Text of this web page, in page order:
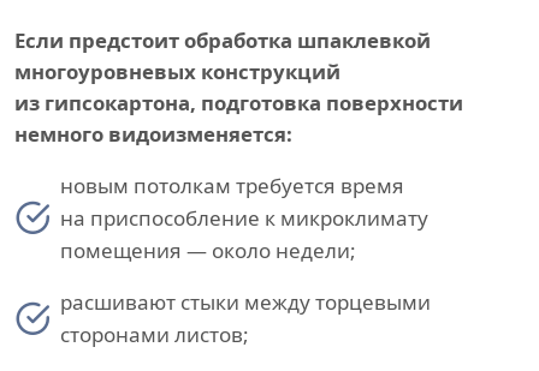
Если предстоит обработка шпаклевкой
многоуровневых конструкций
из гипсокартона, подготовка поверхности
немного видоизменяется:
новым потолкам требуется время
на приспособление к микроклимату
помещения — около недели;
расшивают стыки между торцевыми
сторонами листов;